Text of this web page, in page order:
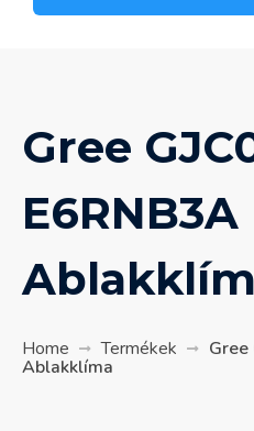
Gree
E6RNB3A
Home Termékek Gree
Ablakklíma